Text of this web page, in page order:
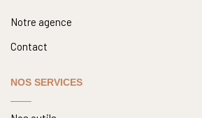
Notre agence
Contact
NOS SERVICES